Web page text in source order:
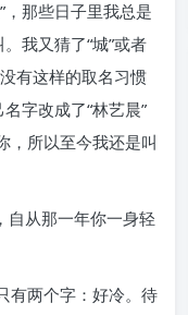
那些日子里我总是
我又猜了“城”或者
有这样的取名习惯
字改成了“林艺晨”
所以至今我还是叫
自从那一年你一身轻
有两个字：好冷。待